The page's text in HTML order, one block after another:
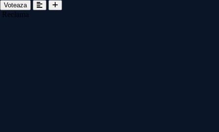
Voteaza
Reclama